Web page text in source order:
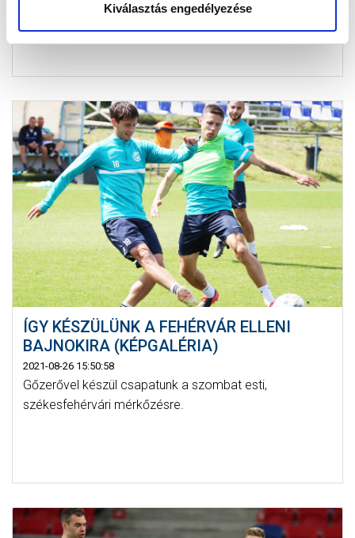
Kiválasztás engedélyezése
ÍGY KÉSZÜLÜNK A FEHÉRVÁR ELLENI
BAJNOKIRA (KÉPGALÉRIA)
2021-08-26 15:50:58
Gőzerővel készül csapatunk a szombat esti,
székesfehérvári mérkőzésre.